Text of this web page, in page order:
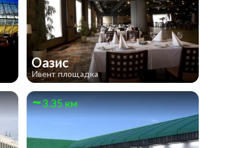
Оазис
Ивент площадка
3.35 км